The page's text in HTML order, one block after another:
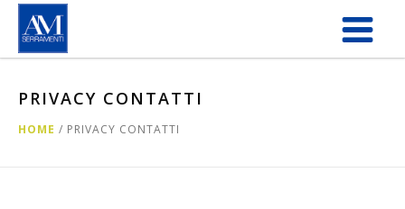
Salta al contenuto principale
PRIVACY CONTATTI
HOME / PRIVACY CONTATTI